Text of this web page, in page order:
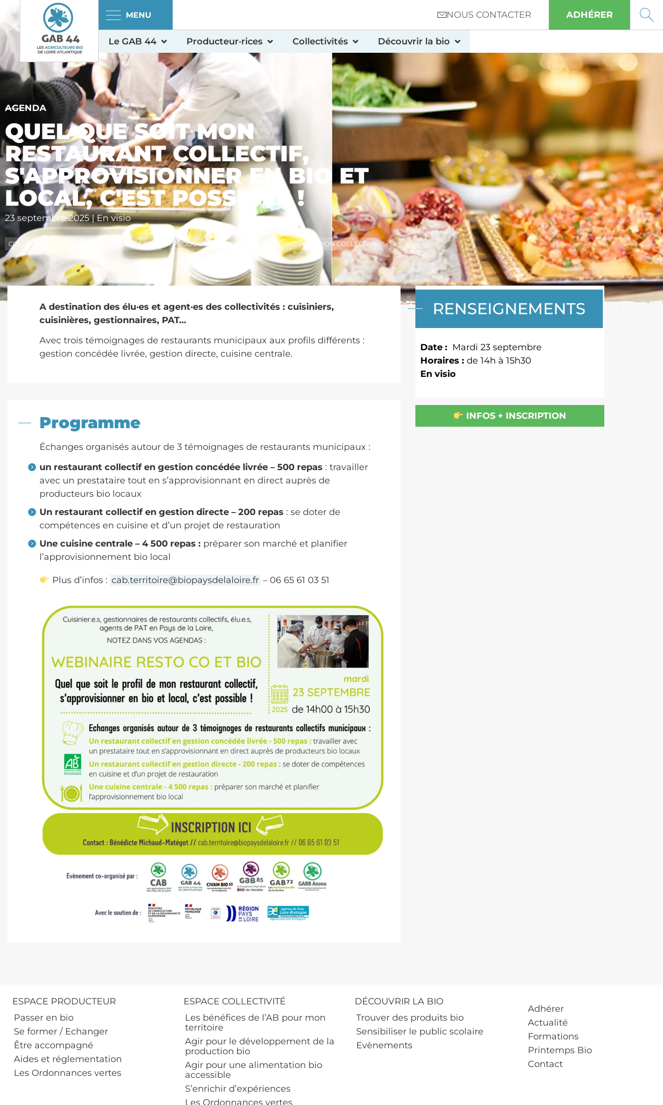
NOUS CONTACTER ADHÉRER
Le GAB 44 Producteur·rices Collectivités Découvrir la bio
AGENDA
QUEL QUE SOIT MON
RESTAURANT COLLECTIF,
S'APPROVISIONNER EN BIO ET
LOCAL, C'EST POSSIBLE !
23 septembre 2025 | En visio
COLLECTIVITÉ ETABLISSEMENT SCOLAIRE PRODUCTEUR, PRODUCTRICE RESTAURATION COLLECTIVE
A destination des élu·es et agent·es des collectivités : cuisiniers,
cuisinières, gestionnaires, PAT…
Avec trois témoignages de restaurants municipaux aux profils différents :
gestion concédée livrée, gestion directe, cuisine centrale.
Programme
Échanges organisés autour de 3 témoignages de restaurants municipaux :
un restaurant collectif en gestion concédée livrée – 500 repas : travailler
avec un prestataire tout en s’approvisionnant en direct auprès de
producteurs bio locaux
Un restaurant collectif en gestion directe – 200 repas : se doter de
compétences en cuisine et d’un projet de restauration
Une cuisine centrale – 4 500 repas : préparer son marché et planifier
l’approvisionnement bio local
Plus d’infos : cab.territoire@biopaysdelaloire.fr – 06 65 61 03 51
RENSEIGNEMENTS
Date : Mardi 23 septembre
Horaires : de 14h à 15h30
En visio
INFOS + INSCRIPTION
ESPACE PRODUCTEUR
Passer en bio
Se former / Echanger
Être accompagné
Aides et réglementation
Les Ordonnances vertes
ESPACE COLLECTIVITÉ
Les bénéfices de l’AB pour mon
territoire
Agir pour le développement de la
production bio
Agir pour une alimentation bio
accessible
S’enrichir d’expériences
Les Ordonnances vertes
DÉCOUVRIR LA BIO
Trouver des produits bio
Sensibiliser le public scolaire
Evènements
Adhérer
Actualité
Formations
Printemps Bio
Contact
Panneau de gestion des cookies